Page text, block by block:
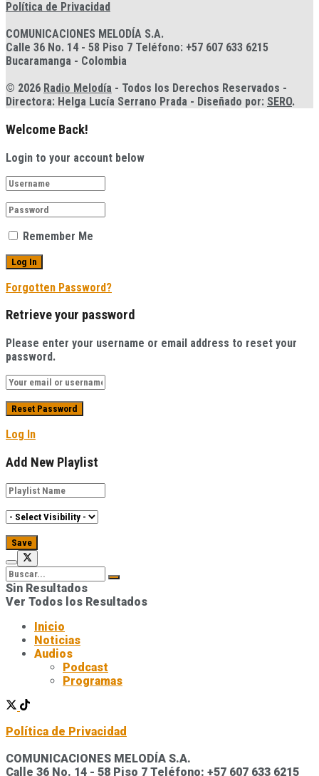
Política de Privacidad
COMUNICACIONES MELODÍA S.A.
Calle 36 No. 14 - 58 Piso 7 Teléfono: +57 607 633 6215
Bucaramanga - Colombia
© 2026 Radio Melodía - Todos los Derechos Reservados -
Directora: Helga Lucía Serrano Prada - Diseñado por: SERO.
Welcome Back!
Login to your account below
Remember Me
Forgotten Password?
Retrieve your password
Please enter your username or email address to reset your
password.
Log In
Add New Playlist
Sin Resultados
Ver Todos los Resultados
Inicio
Noticias
Audios
Podcast
Programas
Política de Privacidad
COMUNICACIONES MELODÍA S.A.
Calle 36 No. 14 - 58 Piso 7 Teléfono: +57 607 633 6215